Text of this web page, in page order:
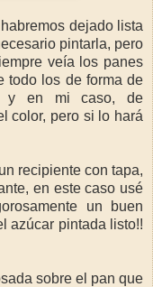
dejado lista
pintarla, pero
veía los panes
todo los de forma de
y en mi caso, de
color, pero si lo hará
recipiente con tapa,
en este caso usé
un buen
azúcar pintada listo!!
sobre el pan que